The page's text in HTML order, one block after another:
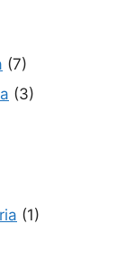
(7)
(3)
(1)